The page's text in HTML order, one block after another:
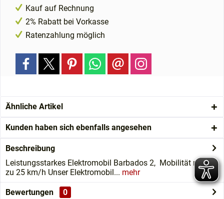
Kauf auf Rechnung
2% Rabatt bei Vorkasse
Ratenzahlung möglich
Ähnliche Artikel
Kunden haben sich ebenfalls angesehen
Beschreibung
Leistungsstarkes Elektromobil Barbados 2, Mobilität mit bis
zu 25 km/h Unser Elektromobil... mehr
Bewertungen
0